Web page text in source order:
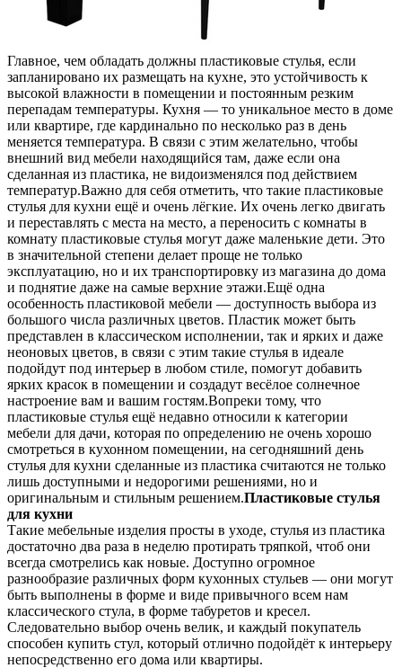
Главное, чем обладать должны пластиковые стулья, если
запланировано их размещать на кухне, это устойчивость к
высокой влажности в помещении и постоянным резким
перепадам температуры. Кухня — то уникальное место в доме
или квартире, где кардинально по несколько раз в день
меняется температура. В связи с этим желательно, чтобы
внешний вид мебели находящийся там, даже если она
сделанная из пластика, не видоизменялся под действием
температур.Важно для себя отметить, что такие пластиковые
стулья для кухни ещё и очень лёгкие. Их очень легко двигать
и переставлять с места на место, а переносить с комнаты в
комнату пластиковые стулья могут даже маленькие дети. Это
в значительной степени делает проще не только
эксплуатацию, но и их транспортировку из магазина до дома
и поднятие даже на самые верхние этажи.Ещё одна
особенность пластиковой мебели — доступность выбора из
большого числа различных цветов. Пластик может быть
представлен в классическом исполнении, так и ярких и даже
неоновых цветов, в связи с этим такие стулья в идеале
подойдут под интерьер в любом стиле, помогут добавить
ярких красок в помещении и создадут весёлое солнечное
настроение вам и вашим гостям.Вопреки тому, что
пластиковые стулья ещё недавно относили к категории
мебели для дачи, которая по определению не очень хорошо
смотреться в кухонном помещении, на сегодняшний день
стулья для кухни сделанные из пластика считаются не только
лишь доступными и недорогими решениями, но и
оригинальным и стильным решением.Пластиковые стулья
для кухни
Такие мебельные изделия просты в уходе, стулья из пластика
достаточно два раза в неделю протирать тряпкой, чтоб они
всегда смотрелись как новые. Доступно огромное
разнообразие различных форм кухонных стульев — они могут
быть выполнены в форме и виде привычного всем нам
классического стула, в форме табуретов и кресел.
Следовательно выбор очень велик, и каждый покупатель
способен купить стул, который отлично подойдёт к интерьеру
непосредственно его дома или квартиры.